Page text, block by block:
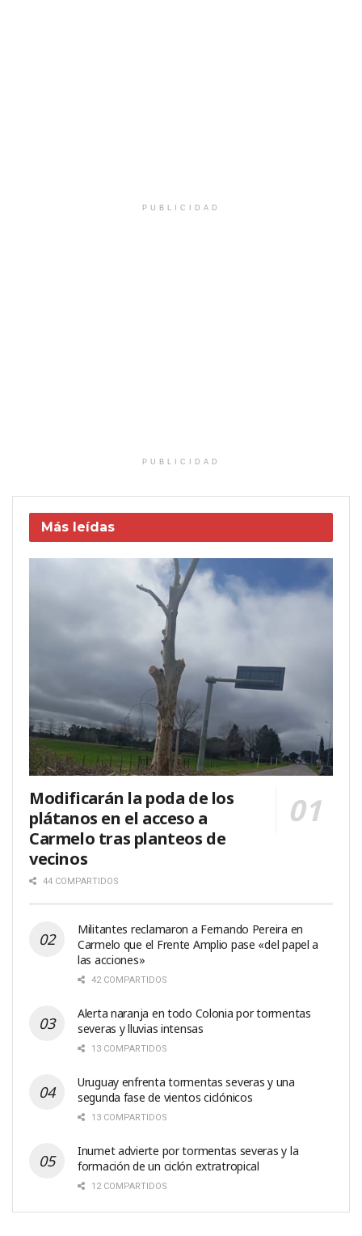
PUBLICIDAD
PUBLICIDAD
Más leídas
Modificarán la poda de los
plátanos en el acceso a
Carmelo tras planteos de
vecinos
44 COMPARTIDOS
Militantes reclamaron a Fernando Pereira en
Carmelo que el Frente Amplio pase «del papel a
las acciones»
42 COMPARTIDOS
Alerta naranja en todo Colonia por tormentas
severas y lluvias intensas
13 COMPARTIDOS
Uruguay enfrenta tormentas severas y una
segunda fase de vientos ciclónicos
13 COMPARTIDOS
Inumet advierte por tormentas severas y la
formación de un ciclón extratropical
12 COMPARTIDOS